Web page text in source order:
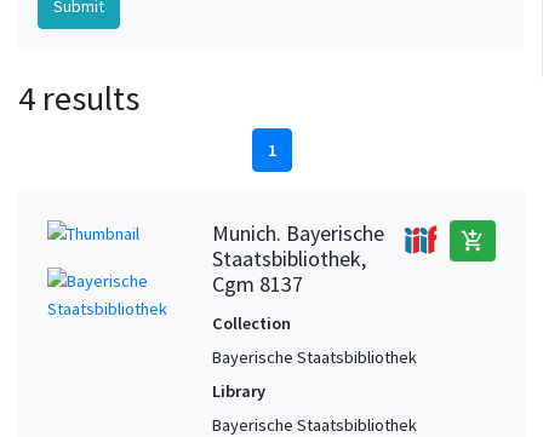
4 results
1
Munich. Bayerische
Staatsbibliothek,
Cgm 8137
add_shopping_cart
Collection
Bayerische Staatsbibliothek
Library
Bayerische Staatsbibliothek